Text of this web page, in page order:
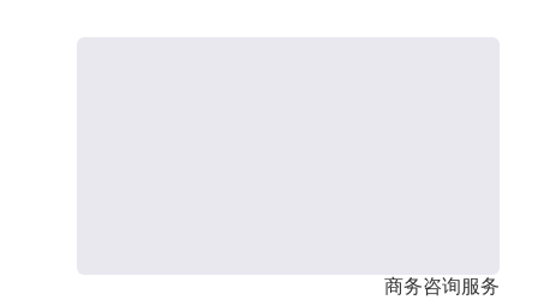
商务咨询服务